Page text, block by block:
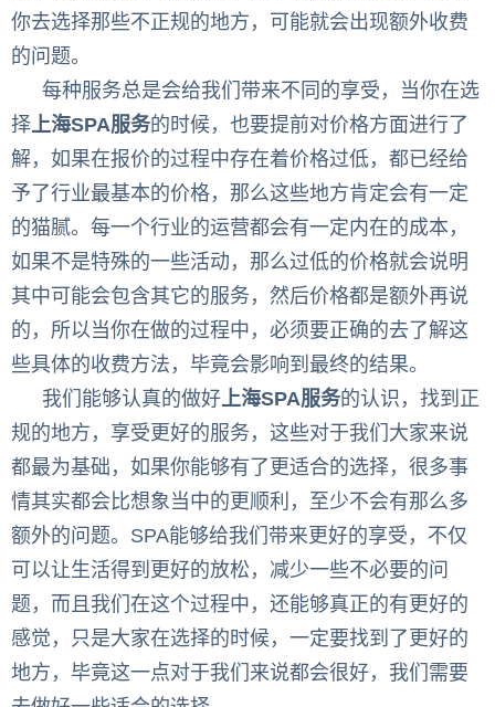
你去选择那些不正规的地方，可能就会出现额外收费
的问题。
每种服务总是会给我们带来不同的享受，当你在选
择上海SPA服务的时候，也要提前对价格方面进行了
解，如果在报价的过程中存在着价格过低，都已经给
予了行业最基本的价格，那么这些地方肯定会有一定
的猫腻。每一个行业的运营都会有一定内在的成本，
如果不是特殊的一些活动，那么过低的价格就会说明
其中可能会包含其它的服务，然后价格都是额外再说
的，所以当你在做的过程中，必须要正确的去了解这
些具体的收费方法，毕竟会影响到最终的结果。
我们能够认真的做好上海SPA服务的认识，找到正
规的地方，享受更好的服务，这些对于我们大家来说
都最为基础，如果你能够有了更适合的选择，很多事
情其实都会比想象当中的更顺利，至少不会有那么多
额外的问题。 SPA能够给我们带来更好的享受，不仅
可以让生活得到更好的放松，减少一些不必要的问
题，而且我们在这个过程中，还能够真正的有更好的
感觉，只是大家在选择的时候，一定要找到了更好的
地方，毕竟这一点对于我们来说都会很好，我们需要